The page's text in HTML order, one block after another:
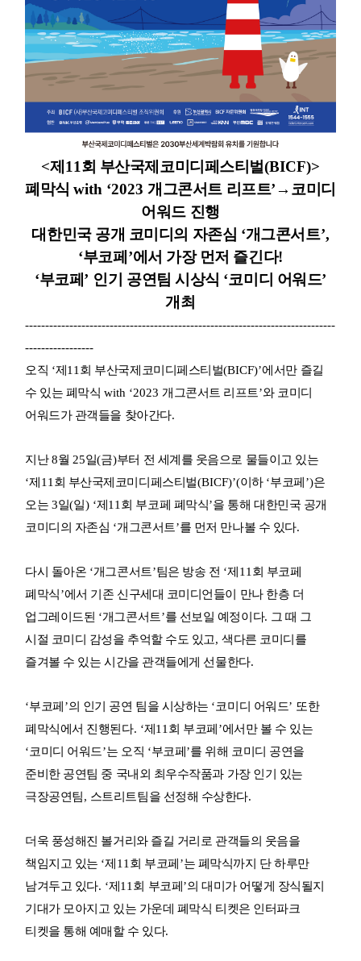
<제 11회 부산국제코미디페스티벌(BICF)>
폐막식with ‘2023개그콘서트 리프트’→ 코미디
어워드 진행
대한민국 공개 코미디의 자존심 ‘개그콘서트’,
‘부코페 ’에서 가장 먼저 즐긴다!
‘부코페 ’ 인기 공연팀 시상식 ‘코미디 어워드’
개최
-----------------------------------------------------------------------------
-----------------
오직 ‘제 11 회 부산국제코미디페스티벌(BICF)’에서만 즐길
수 있는 폐막식 with ‘2023 개그콘서트 리프트’와 코미디
어워드가 관객들을 찾아간다.
지난8월 25일(금)부터 전 세계를 웃음으로 물들이고 있는
‘제 11 회 부산국제코미디페스티벌(BICF)’(이하 ‘부코페 ’)은
오는 3일(일) ‘제 11 회 부코페 폐막식’을 통해 대한민국 공개
코미디의 자존심 ‘개그콘서트’를 먼저 만나볼 수 있다.
다시 돌아온 ‘개그콘서트’팀은 방송 전 ‘제 11 회 부코페
폐막식’에서 기존 신구세대 코미디언들이 만나 한층 더
업그레이드된 ‘개그콘서트’를 선보일 예정이다. 그 때 그
시절 코미디 감성을 추억할 수도 있고,색다른 코미디를
즐겨볼 수 있는 시간을 관객들에게 선물한다.
‘부코페 ’의 인기 공연 팀을 시상하는 ‘코미디 어워드’ 또한
폐막식에서 진행된다. ‘제 11 회 부코페 ’에서만 볼 수 있는
‘코미디 어워드’는 오직 ‘부코페 ’를 위해 코미디 공연을
준비한 공연팀 중 국내외 최우수작품과 가장 인기 있는
극장공연팀, 스트리트팀을 선정해 수상한다.
더욱 풍성해진 볼거리와 즐길 거리로 관객들의 웃음을
책임지고 있는 ‘제 11 회 부코페 ’는 폐막식까지 단 하루만
남겨두고 있다. ‘제 11 회 부코페 ’의 대미가 어떻게 장식될지
기대가 모아지고 있는 가운데 폐막식 티켓은 인터파크
티켓을 통해 예매할 수 있다.